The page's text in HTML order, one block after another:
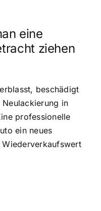
eine
ziehen
beschädigt
in
professionelle
ein neues
Wiederverkaufswert